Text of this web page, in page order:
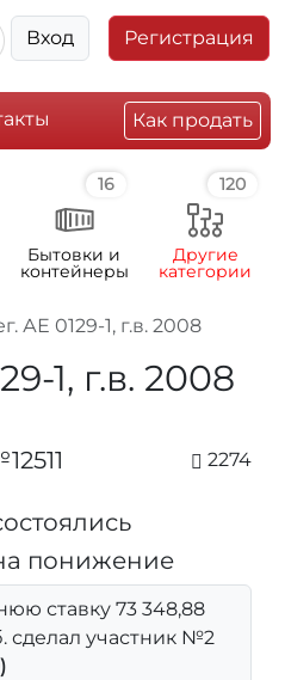
Вход Регистрация
Как продать
16
Бытовки и
контейнеры
120
Другие
категории
АЕ 0129-1, г.в. 2008
1, г.в. 2008
2274
понижение
ставку 73 348,88
сделал участник №2